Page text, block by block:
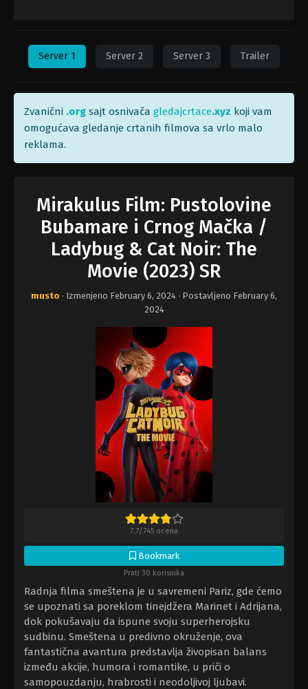
Server 1 Server 2 Server 3 Trailer
Zvanični .org sajt osnivača gledajcrtace.xyz koji vam
omogućava gledanje crtanih filmova sa vrlo malo
reklama.
Mirakulus Film: Pustolovine
Bubamare i Crnog Mačka /
Ladybug & Cat Noir: The
Movie (2023) SR
musto · Izmenjeno February 6, 2024 · Postavljeno February 6,
2024
7.7/745 ocena
Bookmark
Prati 30 korisnika
Radnja filma smeštena je u savremeni Pariz, gde ćemo
se upoznati sa poreklom tinejdžera Marinet i Adrijana,
dok pokušavaju da ispune svoju superherojsku
sudbinu. Smeštena u predivno okruženje, ova
fantastična avantura predstavlja živopisan balans
između akcije, humora i romantike, u priči o
samopouzdanju, hrabrosti i neodoljivoj ljubavi.